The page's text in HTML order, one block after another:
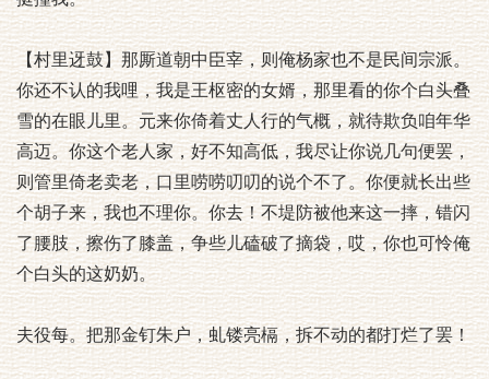
【村里迓鼓】那厮道朝中臣宰，则俺杨家也不是民间宗派。
你还不认的我哩，我是王枢密的女婿，那里看的你个白头叠
雪的在眼儿里。元来你倚着丈人行的气概，就待欺负咱年华
高迈。你这个老人家，好不知高低，我尽让你说几句便罢，
则管里倚老卖老，口里唠唠叨叨的说个不了。你便就长出些
个胡子来，我也不理你。你去！不堤防被他来这一摔，错闪
了腰肢，擦伤了膝盖，争些儿磕破了摘袋，哎，你也可怜俺
个白头的这奶奶。
夫役每。把那金钉朱户，虬镂亮槅，拆不动的都打烂了罢！